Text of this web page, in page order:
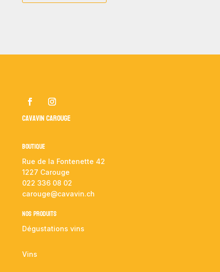
Cavavin Carouge
Boutique
Rue de la Fontenette 42
1227 Carouge
022 336 08 02
carouge@cavavin.ch
NOS PRODUITS
Dégustations vins
Vins